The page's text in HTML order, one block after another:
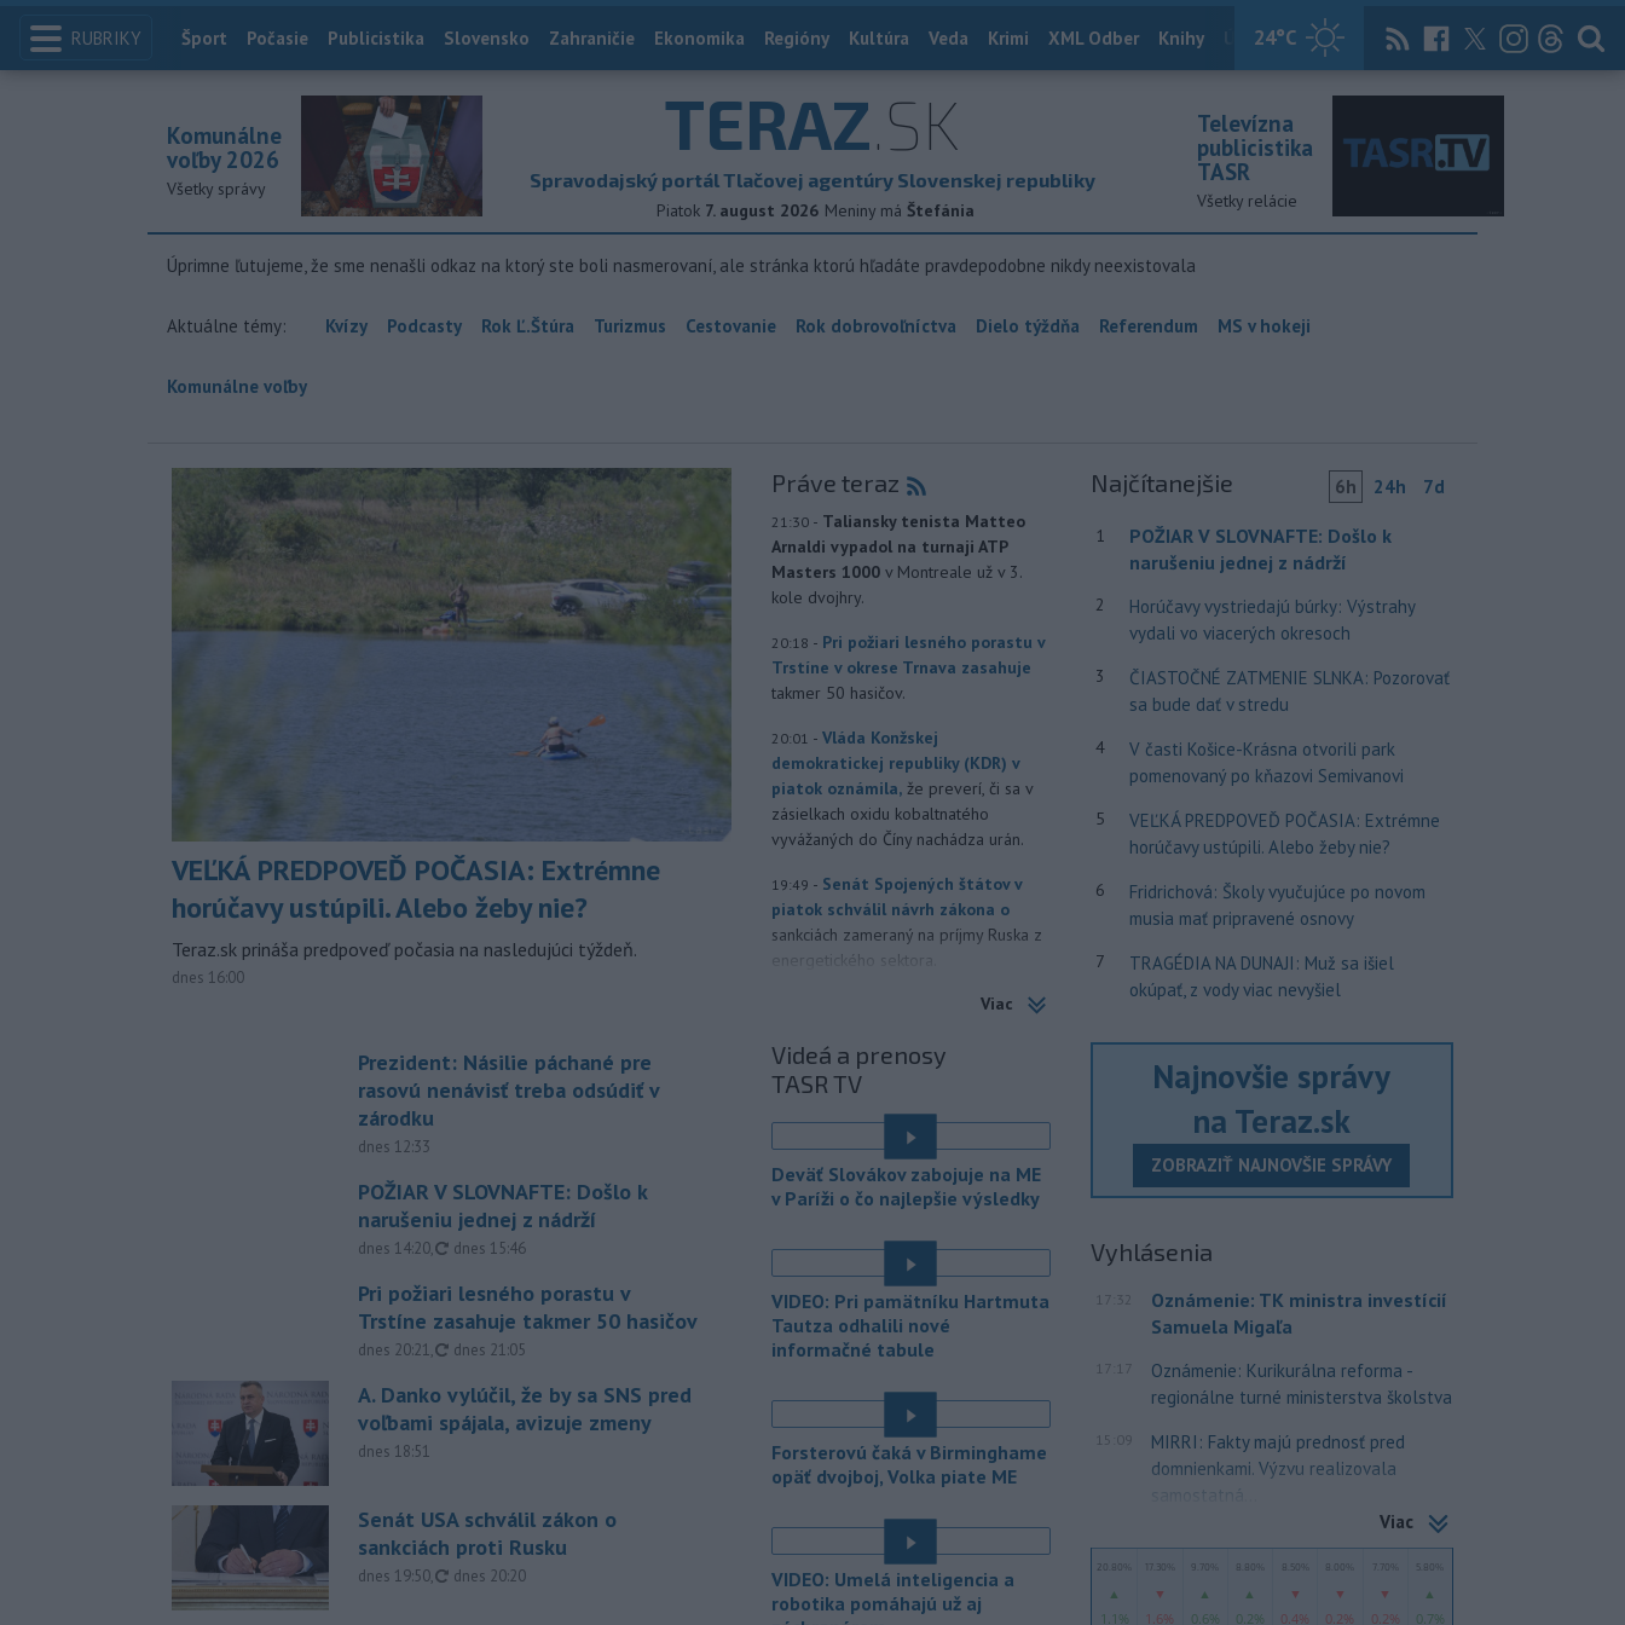
RUBRIKY 24°C
Index
Šport Počasie Publicistika Slovensko Zahraničie Ekonomika Regióny Kultúra Veda Krimi XML Odber Knihy Útulkovo Magazín News Now Archív
TERAZ.SK
Spravodajský portál Tlačovej agentúry Slovenskej republiky
Piatok 7. august 2026 Meniny má Štefánia
Komunálne
voľby 2026
Všetky správy
Televízna
publicistika
TASR
Všetky relácie
Úprimne ľutujeme, že sme nenašli odkaz na ktorý ste boli nasmerovaní, ale stránka ktorú hľadáte pravdepodobne nikdy neexistovala
Aktuálne témy: Kvízy Podcasty Rok Ľ.Štúra Turizmus Cestovanie Rok dobrovoľníctva Dielo týždňa Referendum MS v hokeji
Komunálne voľby
VEĽKÁ PREDPOVEĎ POČASIA: Extrémne
horúčavy ustúpili. Alebo žeby nie?
Teraz.sk prináša predpoveď počasia na nasledujúci týždeň.
dnes 16:00
Prezident: Násilie páchané pre
rasovú nenávisť treba odsúdiť v
zárodku
dnes 12:33
POŽIAR V SLOVNAFTE: Došlo k
narušeniu jednej z nádrží
dnes 14:20, aktualizované
dnes 15:46
Pri požiari lesného porastu v
Trstíne zasahuje takmer 50 hasičov
dnes 20:21, aktualizované
dnes 21:05
A. Danko vylúčil, že by sa SNS pred
voľbami spájala, avizuje zmeny
dnes 18:51
Senát USA schválil zákon o
sankciách proti Rusku
dnes 19:50, aktualizované
dnes 20:20
Práve teraz
21:30 - Taliansky tenista Matteo
Arnaldi vypadol na turnaji ATP
Masters 1000 v Montreale už v 3.
kole dvojhry.
20:18 - Pri požiari lesného porastu v
Trstíne v okrese Trnava zasahuje
takmer 50 hasičov.
20:01 - Vláda Konžskej
demokratickej republiky (KDR) v
piatok oznámila, že preverí, či sa v
zásielkach oxidu kobaltnatého
vyvážaných do Číny nachádza urán.
19:49 - Senát Spojených štátov v
piatok schválil návrh zákona o
sankciách zameraný na príjmy Ruska z
energetického sektora.
Slovenská polícia prispela k
ktorý sa podarilo ukončiť
právoplatným odsúdením páchateľa v
15:21 - Piatkový požiar v
bratislavskej rafinérii Slovnaft je
pod kontrolou.Príčina jeho vzniku
TASR to potvrdil hovorca rafinérie
Anton Molnár.
15:17 - Ministerstvo kultúry (MK) SR
upraví verziu opatrenia o
pôsobnosti rezortu.
14:17 -
V bratislavskej rafinérii
Slovnaft horí uskladnený ropný
produkt.
TASR o tom informovala
rafinéria s tým, že obyvateľom nehrozí
13:50 - Jedným zo zdravotných rizík
na festivale môže byť vyššia
Viac
Videá a prenosy
TASR TV
Deväť Slovákov zabojuje na ME
v Paríži o čo najlepšie výsledky
VIDEO: Pri pamätníku Hartmuta
Tautza odhalili nové
informačné tabule
Forsterovú čaká v Birminghame
opäť dvojboj, Volka piate ME
VIDEO: Umelá inteligencia a
robotika pomáhajú už aj
Najčítanejšie 6h 24h 7d
1
POŽIAR V SLOVNAFTE: Došlo k
narušeniu jednej z nádrží
2
Horúčavy vystriedajú búrky: Výstrahy
vydali vo viacerých okresoch
3
ČIASTOČNÉ ZATMENIE SLNKA: Pozorovať
sa bude dať v stredu
4
V časti Košice-Krásna otvorili park
pomenovaný po kňazovi Semivanovi
5
VEĽKÁ PREDPOVEĎ POČASIA: Extrémne
horúčavy ustúpili. Alebo žeby nie?
6
Fridrichová: Školy vyučujúce po novom
musia mať pripravené osnovy
7
TRAGÉDIA NA DUNAJI: Muž sa išiel
okúpať, z vody viac nevyšiel
Najnovšie správy
na Teraz.sk
ZOBRAZIŤ NAJNOVŠIE SPRÁVY
Vyhlásenia
17:32
Oznámenie: TK ministra investícií
Samuela Migaľa
17:17
Oznámenie: Kurikurálna reforma -
regionálne turné ministerstva školstva
15:09
MIRRI: Fakty majú prednosť pred
domnienkami. Výzvu realizovala
samostatná...
Viac